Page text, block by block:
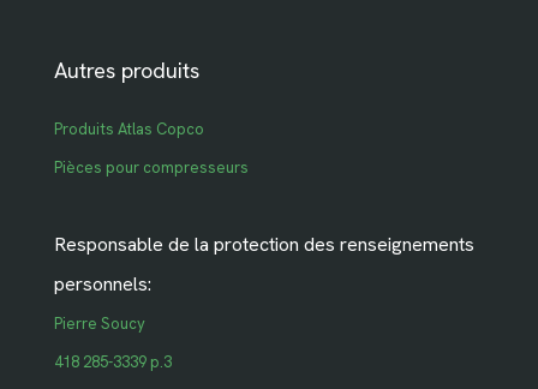
Autres produits
Produits Atlas Copco
Pièces pour compresseurs
Responsable de la protection des renseignements
personnels:
Pierre Soucy
418 285-3339 p.3